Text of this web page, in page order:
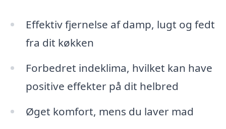
Effektiv fjernelse af damp, lugt og fedt
fra dit køkken
Forbedret indeklima, hvilket kan have
positive effekter på dit helbred
Øget komfort, mens du laver mad